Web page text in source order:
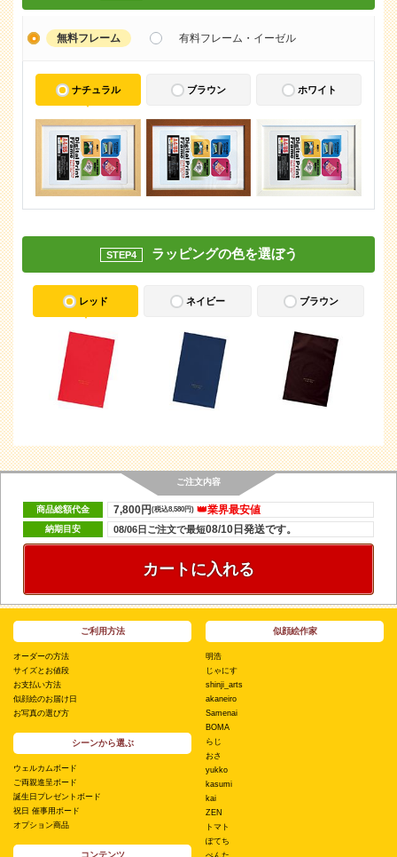
無料フレーム 有料フレーム・イーゼル
ナチュラル ブラウン ホワイト
STEP4 ラッピングの色を選ぼう
レッド ネイビー ブラウン
ご注文内容
商品総額代金 👑業界最安値
7,800円(税込8,580円)
納期目安 08/06日ご注文で最短08/10日発送です。
カートに入れる
ご利用方法
オーダーの方法
サイズとお値段
お支払い方法
似顔絵のお届け日
お写真の選び方
シーンから選ぶ
ウェルカムボード
ご両親進呈ボード
誕生日プレゼントボード
祝日 催事用ボード
オプション商品
コンテンツ
似顔絵作家
明浩
じゃにす
shinji_arts
akaneiro
Samenai
BOMA
らじ
おさ
yukko
kasumi
kai
ZEN
トマト
ぽてち
ぺんた